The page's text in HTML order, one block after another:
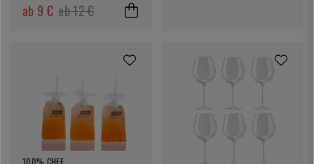
ab 9 € ab 12 €